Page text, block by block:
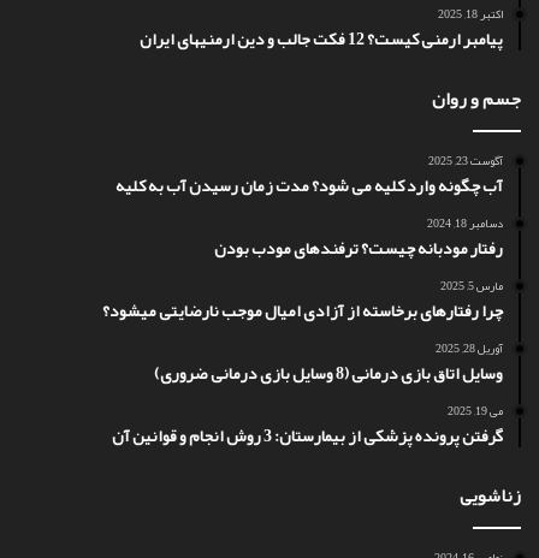
اکتبر 18, 2025
پیامبر ارمنی کیست؟ 12 فکت جالب و دین ارمنیهای ایران
جسم و روان
آگوست 23, 2025
آب چگونه وارد کلیه می شود؟ مدت زمان رسیدن آب به کلیه
دسامبر 18, 2024
رفتار مودبانه چیست؟ ترفندهای مودب بودن
مارس 5, 2025
چرا رفتارهای برخاسته از آزادی امیال موجب نارضایتی میشود؟
آوریل 28, 2025
وسایل اتاق بازی درمانی (8 وسایل بازی درمانی ضروری)
می 19, 2025
گرفتن پرونده پزشکی از بیمارستان: 3 روش انجام و قوانین آن
زناشویی